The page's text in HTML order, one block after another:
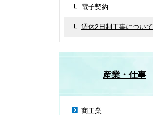
電子契約
週休2日制工事について
産業・仕事
商工業